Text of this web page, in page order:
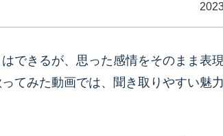
できるが、思った感情をそのまま表
てみた動画では、聞き取りやすい魅